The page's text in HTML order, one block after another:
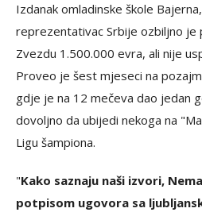
Izdanak omladinske škole
reprezentativac Srbije ozbiljno je
Zvezdu 1.500.000 evra, ali nije
Proveo je šest mjeseci na
gdje je na 12 mečeva dao jedan
dovoljno da ubijedi nekoga na
Ligu šampiona.
"Kako saznaju naši izvori,
potpisom ugovora sa